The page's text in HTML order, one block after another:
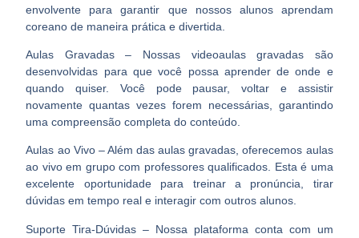
envolvente para garantir que nossos alunos aprendam
coreano de maneira prática e divertida.
Aulas Gravadas – Nossas videoaulas gravadas são
desenvolvidas para que você possa aprender de onde e
quando quiser. Você pode pausar, voltar e assistir
novamente quantas vezes forem necessárias, garantindo
uma compreensão completa do conteúdo.
Aulas ao Vivo – Além das aulas gravadas, oferecemos aulas
ao vivo em grupo com professores qualificados. Esta é uma
excelente oportunidade para treinar a pronúncia, tirar
dúvidas em tempo real e interagir com outros alunos.
Suporte Tira-Dúvidas – Nossa plataforma conta com um